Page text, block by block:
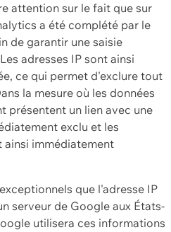
attention sur le fait que sur
a été complété par le
de garantir une saisie
adresses IP sont ainsi
ce qui permet d'exclure tout
la mesure où les données
présentent un lien avec une
exclu et les
ainsi immédiatement
que l'adresse IP
serveur de Google aux États-
utilisera ces informations